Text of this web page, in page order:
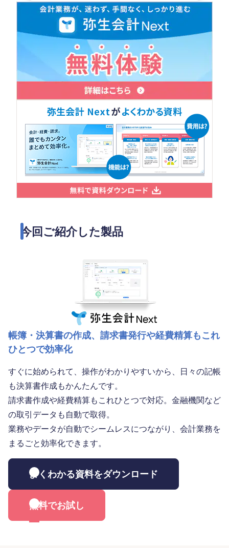
今回ご紹介した製品
帳簿・決算書の作成、請求書発行や経費精算もこれ
ひとつで効率化
すぐに始められて、操作がわかりやすいから、日々の記帳
も決算書作成もかんたんです。
請求書作成や経費精算もこれひとつで対応。金融機関など
の取引データも自動で取得。
業務やデータが自動でシームレスにつながり、会計業務を
まるごと効率化できます。
よくわかる資料をダウンロード
無料でお試し